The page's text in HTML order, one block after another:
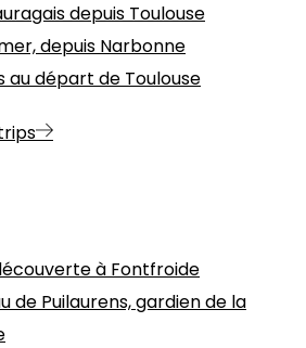
depuis Toulouse
depuis Narbonne
au départ de Toulouse
à Fontfroide
de Puilaurens, gardien de la